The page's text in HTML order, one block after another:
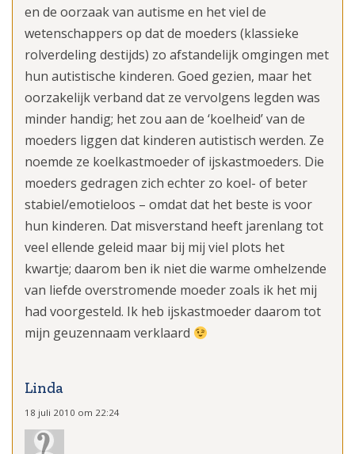
en de oorzaak van autisme en het viel de
wetenschappers op dat de moeders (klassieke
rolverdeling destijds) zo afstandelijk omgingen met
hun autistische kinderen. Goed gezien, maar het
oorzakelijk verband dat ze vervolgens legden was
minder handig; het zou aan de ‘koelheid’ van de
moeders liggen dat kinderen autistisch werden. Ze
noemde ze koelkastmoeder of ijskastmoeders. Die
moeders gedragen zich echter zo koel- of beter
stabiel/emotieloos – omdat dat het beste is voor
hun kinderen. Dat misverstand heeft jarenlang tot
veel ellende geleid maar bij mij viel plots het
kwartje; daarom ben ik niet die warme omhelzende
van liefde overstromende moeder zoals ik het mij
had voorgesteld. Ik heb ijskastmoeder daarom tot
mijn geuzennaam verklaard
Linda
18 juli 2010 om 22:24